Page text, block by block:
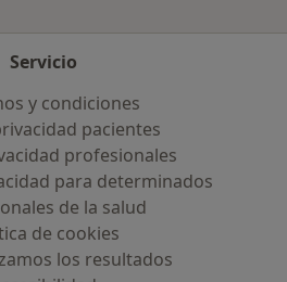
Servicio
y condiciones
pacientes
profesionales
para determinados
de la salud
de cookies
los resultados